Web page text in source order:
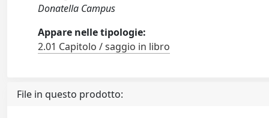
Donatella Campus
Appare nelle tipologie:
2.01 Capitolo / saggio in libro
File in questo prodotto: